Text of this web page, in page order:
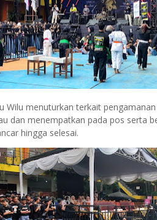
Wilu menuturkan terkait
dan menempatkan pada pos serta
hingga selesai.